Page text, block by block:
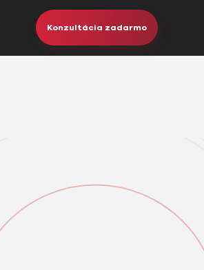
Konzultácia zadarmo